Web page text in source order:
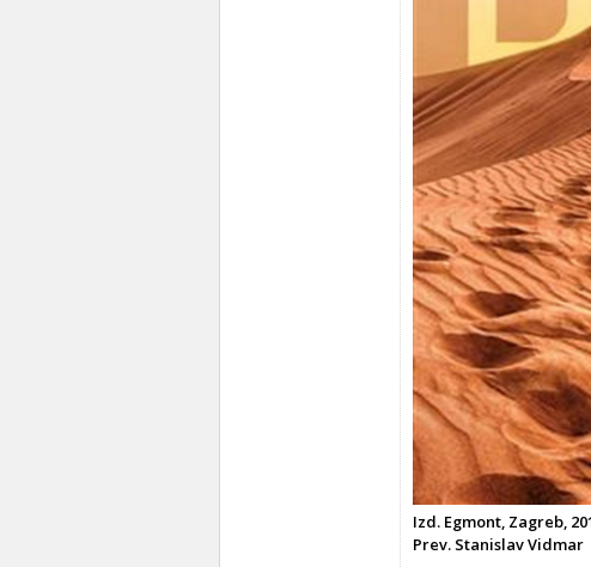
Izd. Egmont, Zagreb,
Prev. Stanislav Vidmar